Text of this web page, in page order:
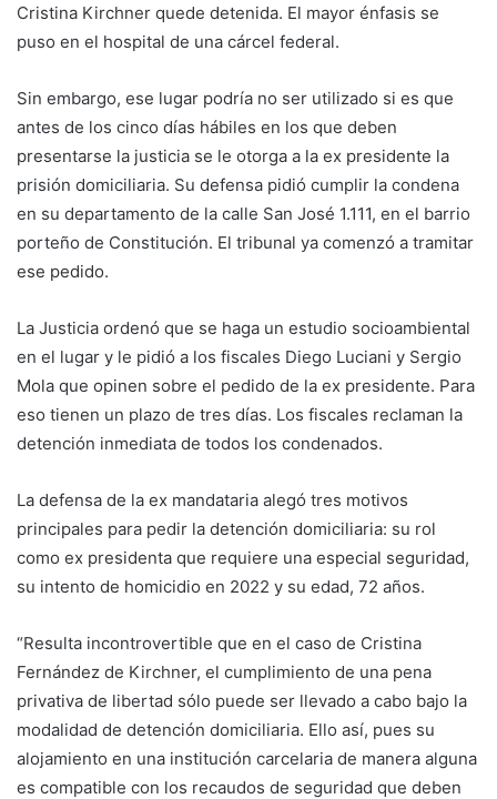
Cristina Kirchner quede detenida. El mayor énfasis se
puso en el hospital de una cárcel federal.
Sin embargo, ese lugar podría no ser utilizado si es que
antes de los cinco días hábiles en los que deben
presentarse la justicia se le otorga a la ex presidente la
prisión domiciliaria. Su defensa pidió cumplir la condena
en su departamento de la calle San José 1.111, en el barrio
porteño de Constitución. El tribunal ya comenzó a tramitar
ese pedido.
La Justicia ordenó que se haga un estudio socioambiental
en el lugar y le pidió a los fiscales Diego Luciani y Sergio
Mola que opinen sobre el pedido de la ex presidente. Para
eso tienen un plazo de tres días. Los fiscales reclaman la
detención inmediata de todos los condenados.
La defensa de la ex mandataria alegó tres motivos
principales para pedir la detención domiciliaria: su rol
como ex presidenta que requiere una especial seguridad,
su intento de homicidio en 2022 y su edad, 72 años.
“Resulta incontrovertible que en el caso de Cristina
Fernández de Kirchner, el cumplimiento de una pena
privativa de libertad sólo puede ser llevado a cabo bajo la
modalidad de detención domiciliaria. Ello así, pues su
alojamiento en una institución carcelaria de manera alguna
es compatible con los recaudos de seguridad que deben